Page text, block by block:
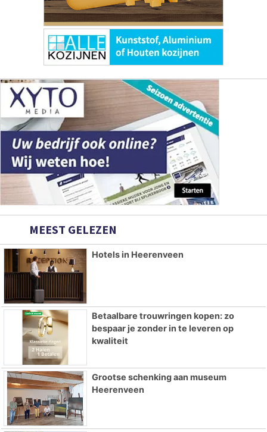
MEEST GELEZEN
Hotels in Heerenveen
Betaalbare trouwringen kopen: zo
bespaar je zonder in te leveren op
kwaliteit
Grootse schenking aan museum
Heerenveen